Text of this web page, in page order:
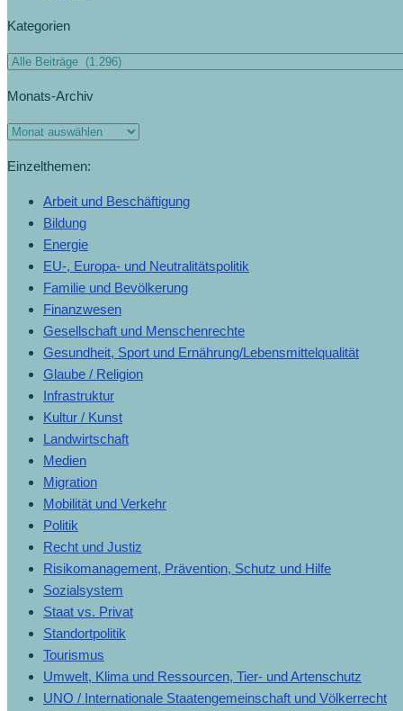
Kategorien
Monats-Archiv
Einzelthemen:
Arbeit und Beschäftigung
Bildung
Energie
EU-, Europa- und Neutralitätspolitik
Familie und Bevölkerung
Finanzwesen
Gesellschaft und Menschenrechte
Gesundheit, Sport und Ernährung/Lebensmittelqualität
Glaube / Religion
Infrastruktur
Kultur / Kunst
Landwirtschaft
Medien
Migration
Mobilität und Verkehr
Politik
Recht und Justiz
Risikomanagement, Prävention, Schutz und Hilfe
Sozialsystem
Staat vs. Privat
Standortpolitik
Tourismus
Umwelt, Klima und Ressourcen, Tier- und Artenschutz
UNO / Internationale Staatengemeinschaft und Völkerrecht